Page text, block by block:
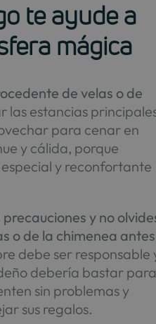
te ayude a
mágica
de velas o de
las estancias
para cenar en
y cálida, porque
y reconfortante
y no
o de la chimenea antes
debe ser responsable
debería bastar
sin problemas y
sus regalos.